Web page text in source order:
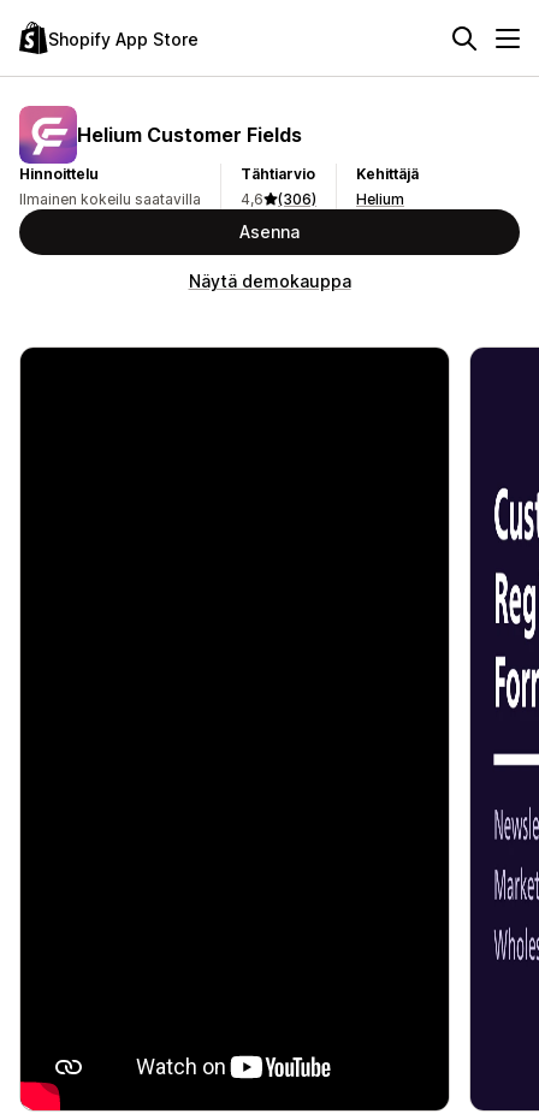
Shopify App Store
Helium Customer Fields
Hinnoittelu
Ilmainen kokeilu saatavilla
Tähtiarvio
4,6
(306)
Kehittäjä
Helium
Asenna
Näytä demokauppa